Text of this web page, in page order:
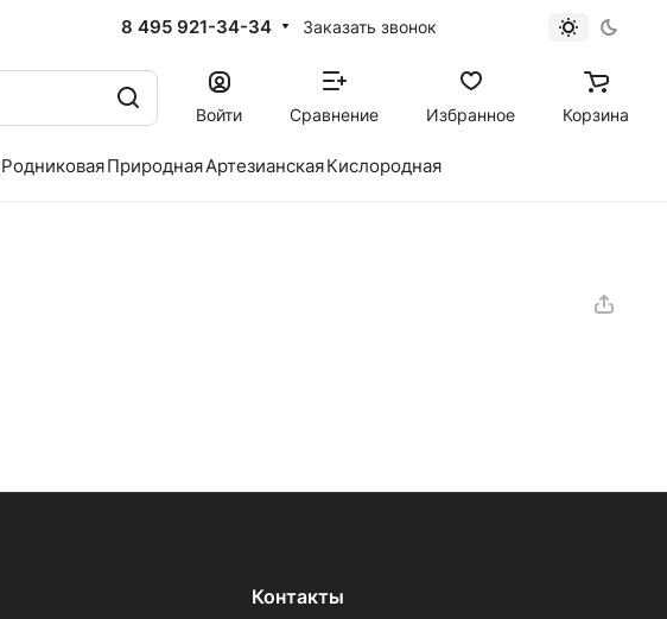
8 495 921-34-34 Заказать звонок
Войти Сравнение Избранное Корзина
РодниковаяПрироднаяАртезианскаяКислородная
Контакты